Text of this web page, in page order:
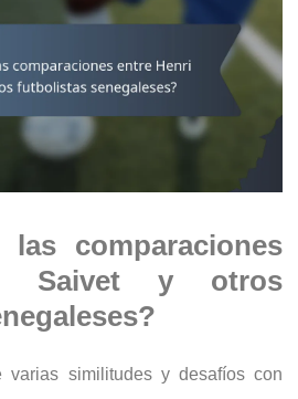
las comparaciones
Saivet y otros
varias similitudes y desafíos con